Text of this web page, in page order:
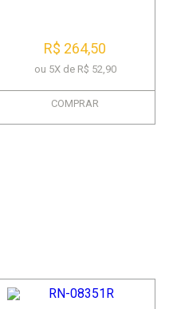
R$ 264,50
ou 5X de R$ 52,90
COMPRAR